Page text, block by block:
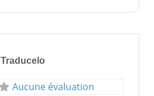
Traducelo
Aucune évaluation